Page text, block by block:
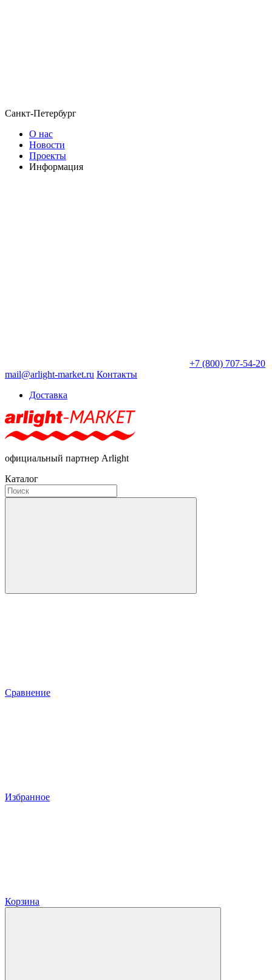
Санкт-Петербург
О нас
Новости
Проекты
Информация
+7 (800) 707-54-20
mail@arlight-market.ru Контакты
Доставка
официальный партнер Arlight
Каталог
Сравнение
Избранное
Корзина